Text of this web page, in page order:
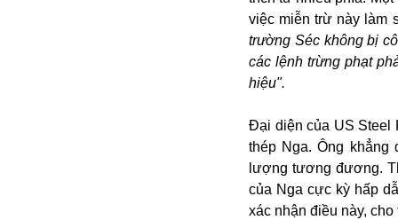
việc miễn trừ này làm
trường Séc không bị
các lệnh trừng phạt
hiệu".
Đại diện của US Steel
thép Nga. Ông khẳng
lượng tương đương.
của Nga cực kỳ hấp
xác nhận điều này,